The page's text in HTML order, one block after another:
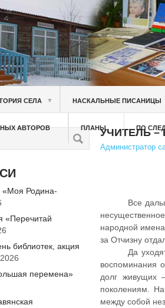
СЕЛА ▼ НАСКАЛЬНЫЕ ПИСАНИЦЫ
АВТОРОВ ПЛАНЫ ПО
УЧИТЕЛЬ
Администратор
Все
народной
за Отчизну
Да
воспоминания
долг живущих
поколениям.
между собой
«Моя Родина-
«Перечитай
библиотек, акция
перемена»